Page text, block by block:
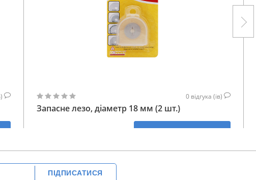
0 відгука (ів)
Запасне лезо, діаметр 18 мм (2 шт.)
КУПИТИ
ПІДПИСАТИСЯ